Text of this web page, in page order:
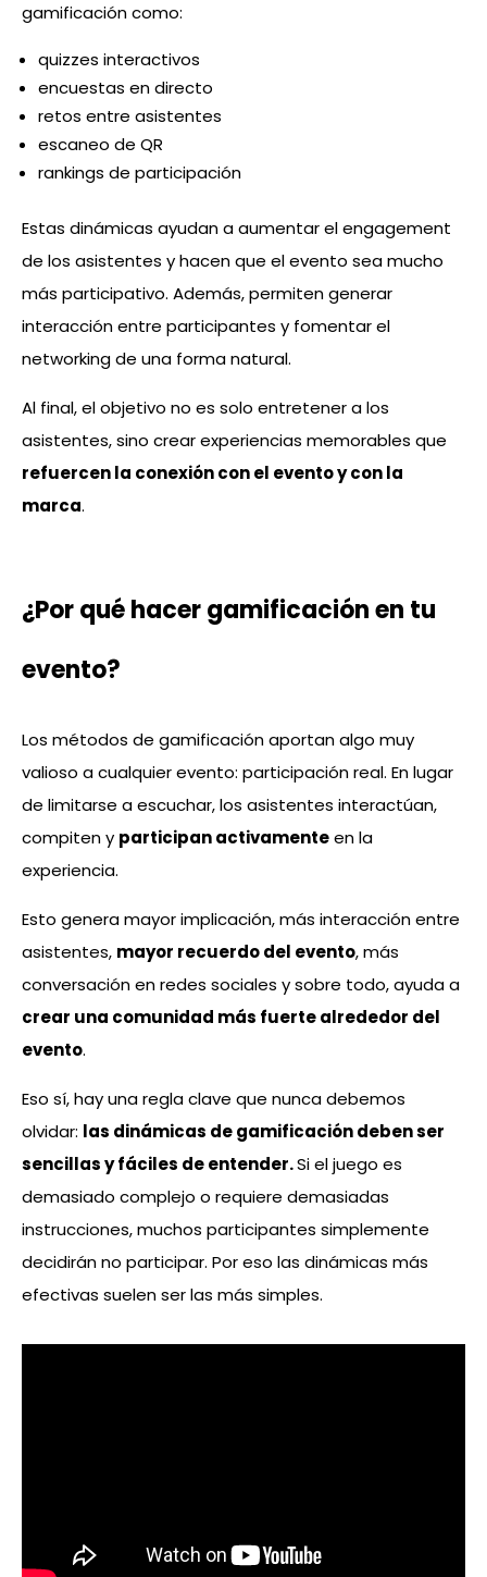
gamificación como:
quizzes interactivos
encuestas en directo
retos entre asistentes
escaneo de QR
rankings de participación
Estas dinámicas ayudan a aumentar el engagement
de los asistentes y hacen que el evento sea mucho
más participativo. Además, permiten generar
interacción entre participantes y fomentar el
networking de una forma natural.
Al final, el objetivo no es solo entretener a los
asistentes, sino crear experiencias memorables que
refuercen la conexión con el evento y con la
marca.
¿Por qué hacer gamificación en tu
evento?
Los métodos de gamificación aportan algo muy
valioso a cualquier evento: participación real. En lugar
de limitarse a escuchar, los asistentes interactúan,
compiten y participan activamenteen la
experiencia.
Esto genera mayor implicación, más interacción entre
asistentes, mayor recuerdo del evento, más
conversación en redes sociales y sobre todo, ayuda a
crear una comunidad más fuerte alrededor del
evento.
Eso sí, hay una regla clave que nunca debemos
olvidar: las dinámicas de gamificación deben ser
sencillas y fáciles de entender.Si el juego es
demasiado complejo o requiere demasiadas
instrucciones, muchos participantes simplemente
decidirán no participar. Por eso las dinámicas más
efectivas suelen ser las más simples.